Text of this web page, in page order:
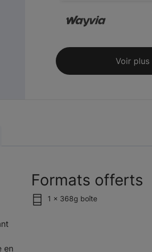
Voir plus
en
Formats offerts
1 x 368g boîte